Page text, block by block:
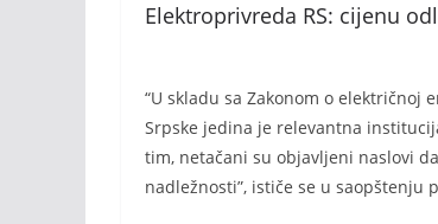
Elektroprivreda RS: cijenu
“U skladu sa Zakonom o električnoj
Srpske jedina je relevantna
tim, netačani su objavljeni naslovi
nadležnosti”, ističe se u saopštenju